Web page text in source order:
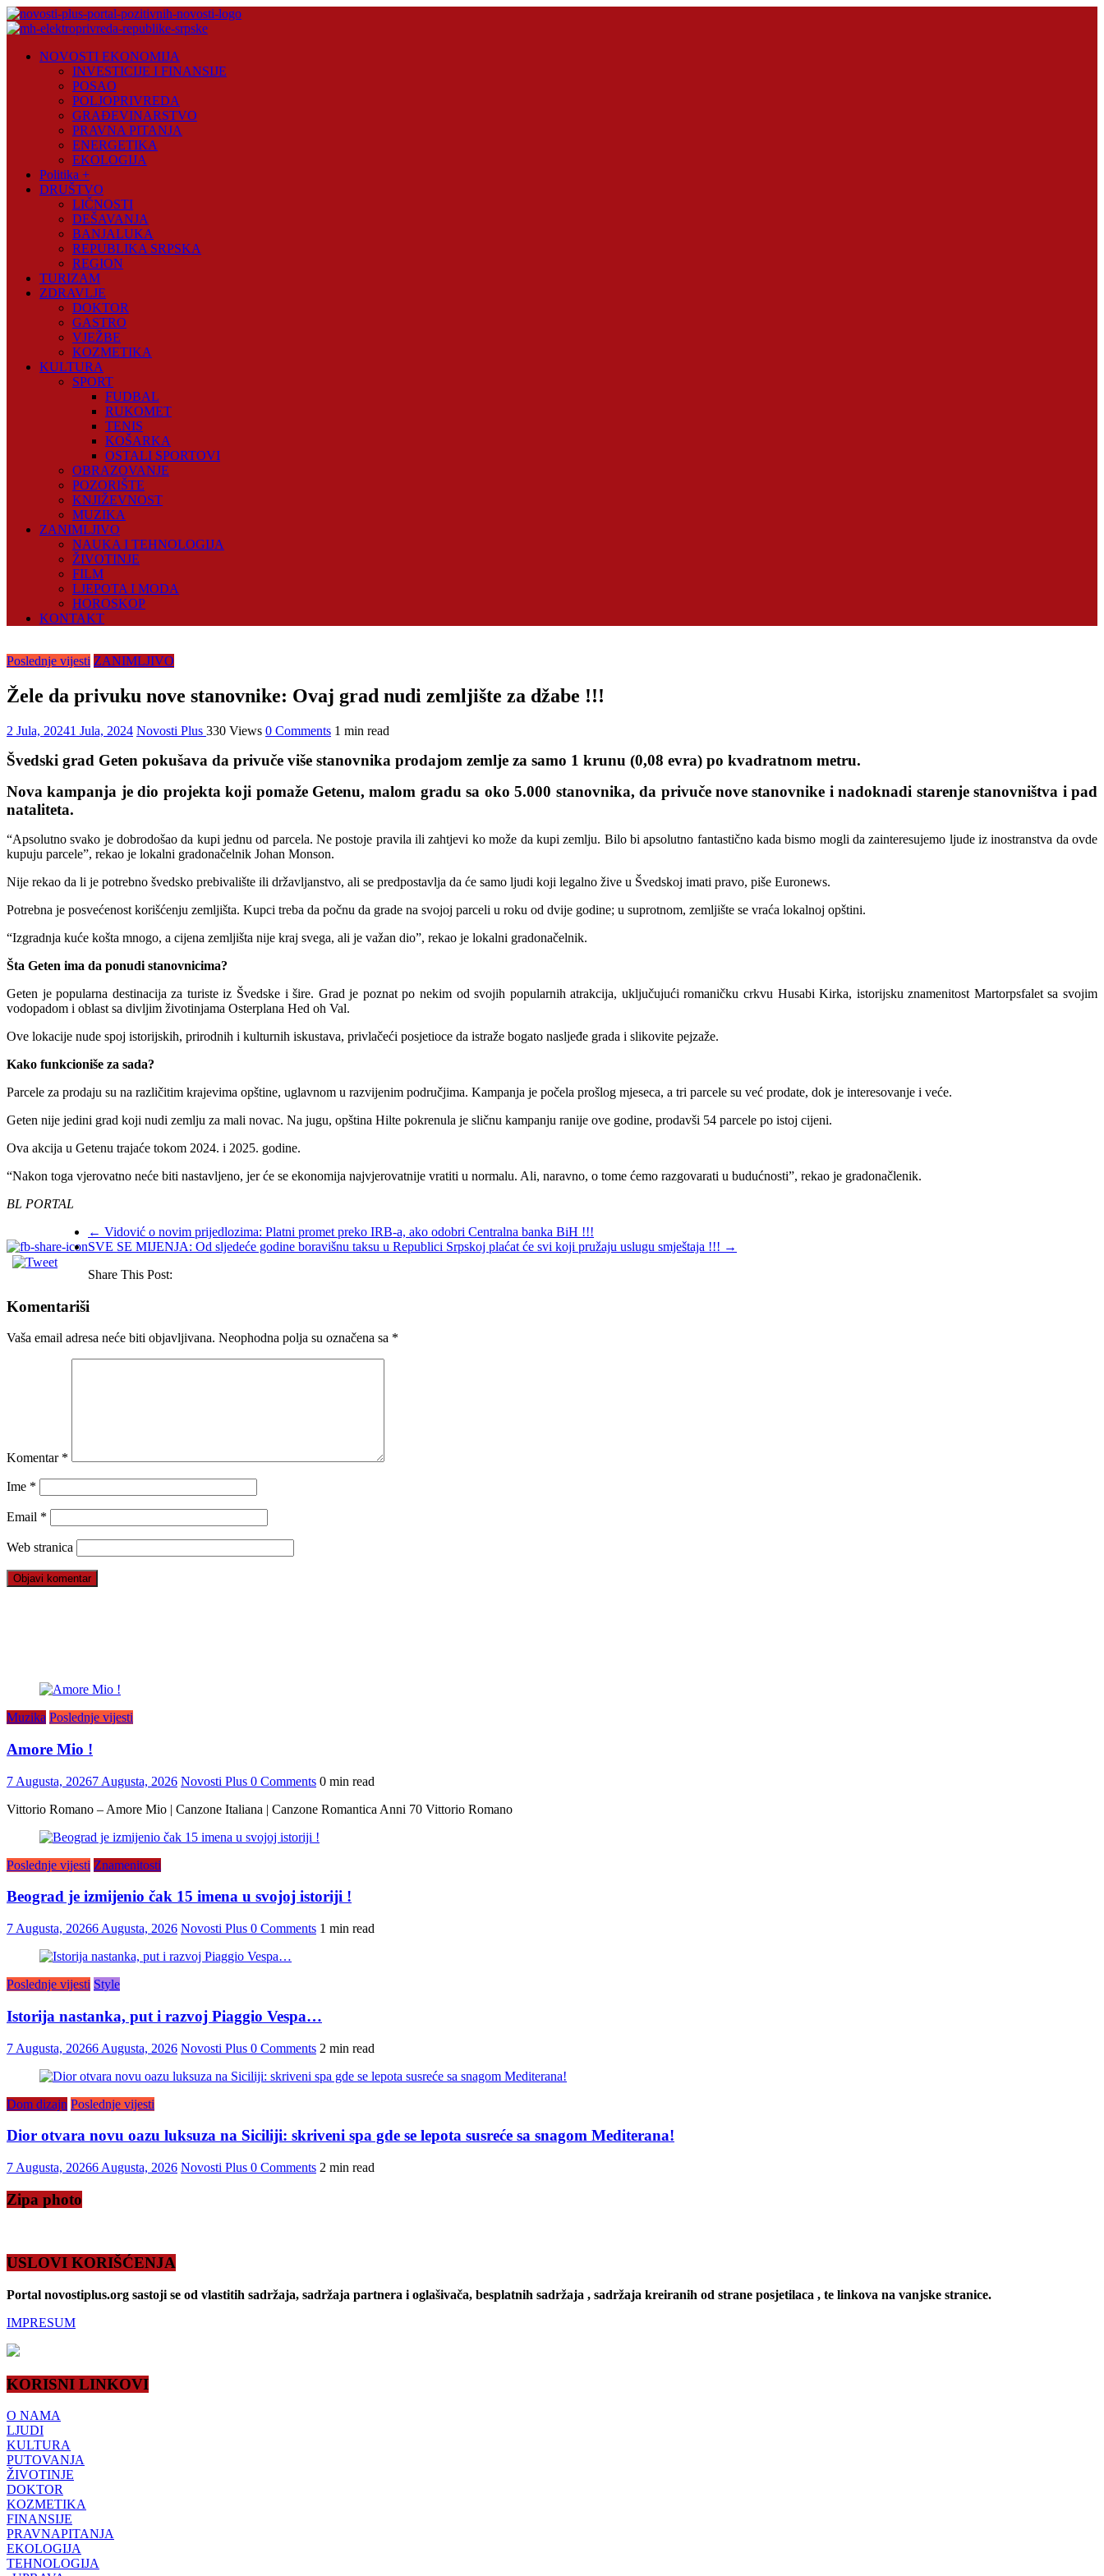
Skip
to
Plus
NOVOSTI EKONOMIJA
INVESTICIJE I FINANSIJE
POSAO
POLJOPRIVREDA
GRAĐEVINARSTVO
PRAVNA PITANJA
ENERGETIKA
EKOLOGIJA
Politika +
DRUŠTVO
LIČNOSTI
DEŠAVANJA
BANJALUKA
REPUBLIKA SRPSKA
REGION
TURIZAM
ZDRAVLJE
DOKTOR
GASTRO
VJEŽBE
KOZMETIKA
KULTURA
SPORT
FUDBAL
RUKOMET
TENIS
KOŠARKA
OSTALI SPORTOVI
OBRAZOVANJE
POZORIŠTE
KNJIŽEVNOST
MUZIKA
ZANIMLJIVO
NAUKA I TEHNOLOGIJA
ŽIVOTINJE
FILM
LJEPOTA I MODA
HOROSKOP
KONTAKT
Poslednje vijesti ZANIMLJIVO
Žele da privuku nove stanovnike: Ovaj grad nudi zemljište za džabe !!!
2 Jula, 20241 Jula, 2024 Novosti Plus 330 Views 0 Comments 1 min read
Švedski grad Geten pokušava da privuče više stanovnika prodajom zemlje za samo 1 krunu (0,08 evra) po kvadratnom metru.
Nova kampanja je dio projekta koji pomaže Getenu, malom gradu sa oko 5.000 stanovnika, da privuče nove stanovnike i nadoknadi starenje stanovništva i pad
nataliteta.
“Apsolutno svako je dobrodošao da kupi jednu od parcela. Ne postoje pravila ili zahtjevi ko može da kupi zemlju. Bilo bi apsolutno fantastično kada bismo mogli da zainteresujemo ljude iz inostranstva da ovde
kupuju parcele”, rekao je lokalni gradonačelnik Johan Monson.
Nije rekao da li je potrebno švedsko prebivalište ili državljanstvo, ali se predpostavlja da će samo ljudi koji legalno žive u Švedskoj imati pravo, piše Euronews.
Potrebna je posvećenost korišćenju zemljišta. Kupci treba da počnu da grade na svojoj parceli u roku od dvije godine; u suprotnom, zemljište se vraća lokalnoj opštini.
“Izgradnja kuće košta mnogo, a cijena zemljišta nije kraj svega, ali je važan dio”, rekao je lokalni gradonačelnik.
Šta Geten ima da ponudi stanovnicima?
Geten je popularna destinacija za turiste iz Švedske i šire. Grad je poznat po nekim od svojih popularnih atrakcija, uključujući romaničku crkvu Husabi Kirka, istorijsku znamenitost Martorpsfalet sa svojim
vodopadom i oblast sa divljim životinjama Osterplana Hed oh Val.
Ove lokacije nude spoj istorijskih, prirodnih i kulturnih iskustava, privlačeći posjetioce da istraže bogato nasljeđe grada i slikovite pejzaže.
Kako funkcioniše za sada?
Parcele za prodaju su na različitim krajevima opštine, uglavnom u razvijenim područjima. Kampanja je počela prošlog mjeseca, a tri parcele su već prodate, dok je interesovanje i veće.
Geten nije jedini grad koji nudi zemlju za mali novac. Na jugu, opština Hilte pokrenula je sličnu kampanju ranije ove godine, prodavši 54 parcele po istoj cijeni.
Ova akcija u Getenu trajaće tokom 2024. i 2025. godine.
“Nakon toga vjerovatno neće biti nastavljeno, jer će se ekonomija najvjerovatnije vratiti u normalu. Ali, naravno, o tome ćemo razgovarati u budućnosti”, rekao je gradonačlenik.
BL PORTAL
← Vidović o novim prijedlozima: Platni promet preko IRB-a, ako odobri Centralna banka BiH !!!
SVE SE MIJENJA: Od sljedeće godine boravišnu taksu u Republici Srpskoj plaćat će svi koji pružaju uslugu smještaja !!! →
Share This Post:
Komentariši
Vaša email adresa neće biti objavljivana. Neophodna polja su označena sa *
Komentar *
Ime *
Email *
Web stranica
Muzika Poslednje vijesti
Amore Mio !
7 Augusta, 20267 Augusta, 2026 Novosti Plus 0 Comments 0 min read
Vittorio Romano – Amore Mio | Canzone Italiana | Canzone Romantica Anni 70 Vittorio Romano
Poslednje vijesti Znamenitosti
Beograd je izmijenio čak 15 imena u svojoj istoriji !
7 Augusta, 20266 Augusta, 2026 Novosti Plus 0 Comments 1 min read
Poslednje vijesti Style
Istorija nastanka, put i razvoj Piaggio Vespa…
7 Augusta, 20266 Augusta, 2026 Novosti Plus 0 Comments 2 min read
Dom dizajn Poslednje vijesti
Dior otvara novu oazu luksuza na Siciliji: skriveni spa gde se lepota susreće sa snagom Mediterana!
7 Augusta, 20266 Augusta, 2026 Novosti Plus 0 Comments 2 min read
Zipa photo
USLOVI KORIŠĆENJA
Portal novostiplus.org sastoji se od vlastitih sadržaja, sadržaja partnera i oglašivača, besplatnih sadržaja , sadržaja kreiranih od strane posjetilaca , te linkova na vanjske stranice.
IMPRESUM
KORISNI LINKOVI
O NAMA
LJUDI
KULTURA
PUTOVANJA
ŽIVOTINJE
DOKTOR
KOZMETIKA
FINANSIJE
PRAVNAPITANJA
EKOLOGIJA
TEHNOLOGIJA